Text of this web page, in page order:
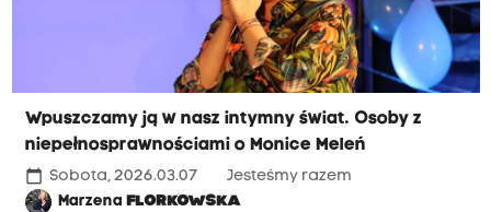
Wpuszczamy ją w nasz intymny świat. Osoby z
niepełnosprawnościami o Monice Meleń
calendar_today Sobota, 2026.03.07
Jesteśmy razem
MarzenaFLORKOWSKA